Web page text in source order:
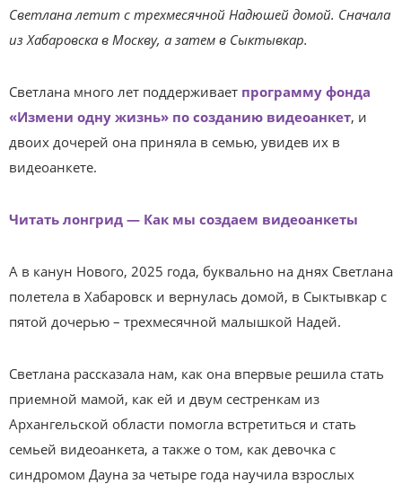
Светлана летит с трехмесячной Надюшей домой. Сначала
из Хабаровска в Москву, а затем в Сыктывкар.
Светлана много лет поддерживает программу фонда
«Измени одну жизнь» по созданию видеоанкет, и
двоих дочерей она приняла в семью, увидев их в
видеоанкете.
Читать лонгрид — Как мы создаем видеоанкеты
А в канун Нового, 2025 года, буквально на днях Светлана
полетела в Хабаровск и вернулась домой, в Сыктывкар с
пятой дочерью – трехмесячной малышкой Надей.
Светлана рассказала нам, как она впервые решила стать
приемной мамой, как ей и двум сестренкам из
Архангельской области помогла встретиться и стать
семьей видеоанкета, а также о том, как девочка с
синдромом Дауна за четыре года научила взрослых